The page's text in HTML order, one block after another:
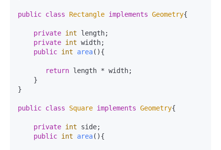
public class Rectangle implements Geometry{
private int length;
private int width;
public int area(){
return length * width;
}
public class Square implements Geometry{
private int side;
public int area(){